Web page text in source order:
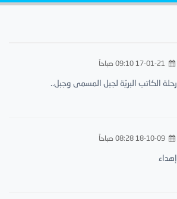
17-01-21 09:10 صباحاً
رحلة الكاتب البريّة لجبل المسمى وجبل..
18-10-09 08:28 صباحاً
إهداء